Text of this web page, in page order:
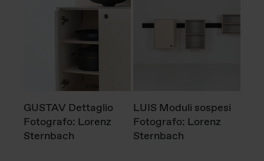
GUSTAV Dettaglio
Fotografo: Lorenz
Sternbach
LUIS Moduli sospesi
Fotografo: Lorenz
Sternbach